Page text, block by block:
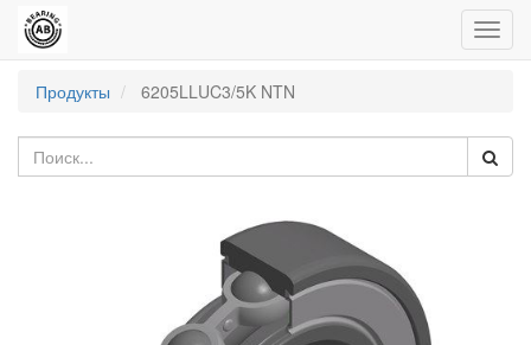
Продукты
6205LLUC3/5K NTN